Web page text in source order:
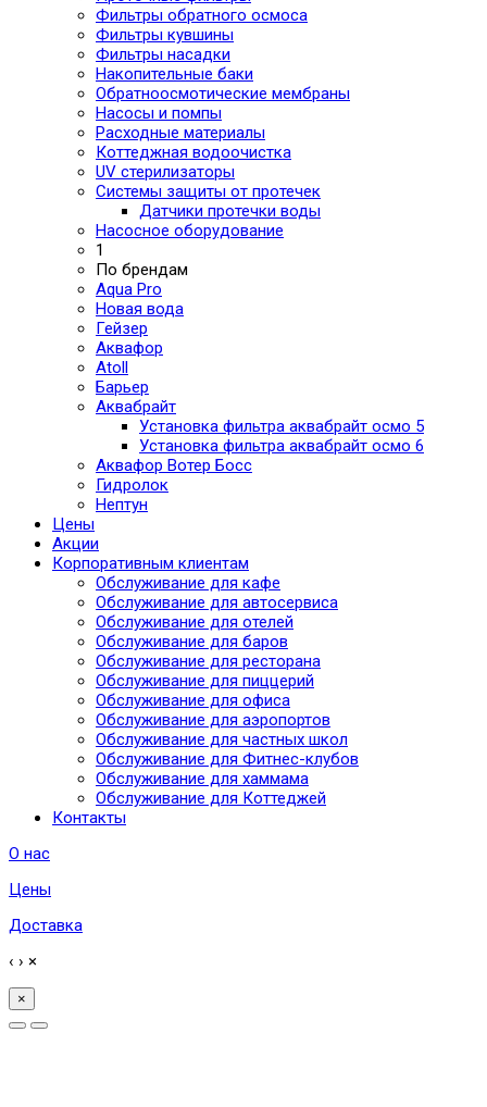
Фильтры обратного осмоса
Фильтры кувшины
Фильтры насадки
Накопительные баки
Обратноосмотические мембраны
Насосы и помпы
Расходные материалы
Коттеджная водоочистка
UV стерилизаторы
Системы защиты от протечек
Датчики протечки воды
Насосное оборудование
1
По брендам
Aqua Pro
Новая вода
Гейзер
Аквафор
Atoll
Барьер
Аквабрайт
Установка фильтра аквабрайт осмо 5
Установка фильтра аквабрайт осмо 6
Аквафор Вотер Босс
Гидролок
Нептун
Цены
Акции
Корпоративным клиентам
Обслуживание для кафе
Обслуживание для автосервиса
Обслуживание для отелей
Обслуживание для баров
Обслуживание для ресторана
Обслуживание для пиццерий
Обслуживание для офиса
Обслуживание для аэропортов
Обслуживание для частных школ
Обслуживание для Фитнес-клубов
Обслуживание для хаммама
Обслуживание для Коттеджей
Контакты
О нас
Цены
Доставка
‹ › ×
×